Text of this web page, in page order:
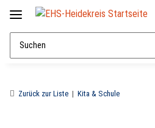
Zurück zur Liste Kita & Schule